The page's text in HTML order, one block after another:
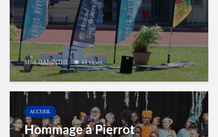
Mike DANINTHE 44 views
ACCUEIL
Hommage à Pierrot